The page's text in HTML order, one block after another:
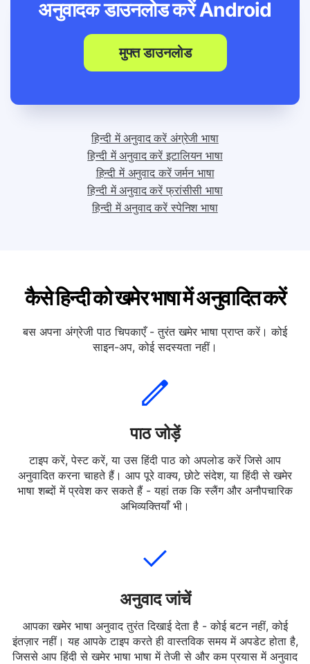
अनुवादक डाउनलोड करेंAndroid
मुफ्त डाउनलोड
हिन्दी में अनुवाद करें अंग्रेजी भाषा
हिन्दी में अनुवाद करें इटालियन भाषा
हिन्दी में अनुवाद करें जर्मन भाषा
हिन्दी में अनुवाद करें फ्रांसीसी भाषा
हिन्दी में अनुवाद करें स्पेनिश भाषा
कैसे हिन्दी को खमेर भाषा में अनुवादित करें
बस अपना अंग्रेजी पाठ चिपकाएँ - तुरंत खमेर भाषा प्राप्त करें। कोई
साइन-अप, कोई सदस्यता नहीं।
पाठ जोड़ें
टाइप करें, पेस्ट करें, या उस हिंदी पाठ को अपलोड करें जिसे आप
अनुवादित करना चाहते हैं। आप पूरे वाक्य, छोटे संदेश, या हिंदी से खमेर
भाषा शब्दों में प्रवेश कर सकते हैं - यहां तक कि स्लैंग और अनौपचारिक
अभिव्यक्तियाँ भी।
अनुवाद जांचें
आपका खमेर भाषा अनुवाद तुरंत दिखाई देता है - कोई बटन नहीं, कोई
इंतज़ार नहीं। यह आपके टाइप करते ही वास्तविक समय में अपडेट होता है,
जिससे आप हिंदी से खमेर भाषा भाषा में तेजी से और कम प्रयास में अनुवाद